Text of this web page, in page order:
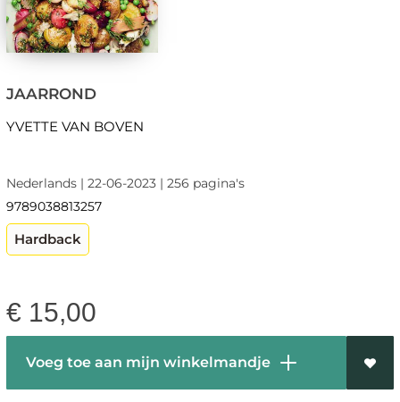
JAARROND
YVETTE VAN BOVEN
Nederlands | 22-06-2023 | 256 pagina's
9789038813257
Hardback
€ 15,00
Voeg toe aan mijn winkelmandje